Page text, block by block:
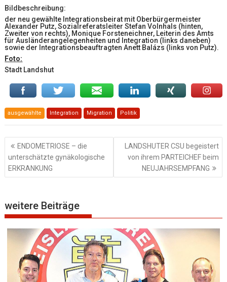
Bildbeschreibung:
der neu gewählte Integrationsbeirat mit Oberbürgermeister
Alexander Putz, Sozialreferatsleiter Stefan Volnhals (hinten,
Zweiter von rechts), Monique Forsteneichner, Leiterin des Amts
für Ausländerangelegenheiten und Integration (links daneben)
sowie der Integrationsbeauftragten Anett Balázs (links von Putz).
Foto:
Stadt Landshut
ausgewählte Integration Migration Politik
Beitragsnavigation
ENDOMETRIOSE – die
unterschätzte gynäkologische
ERKRANKUNG
LANDSHUTER CSU begeistert
von ihrem PARTEICHEF beim
NEUJAHRSEMPFANG
weitere Beiträge